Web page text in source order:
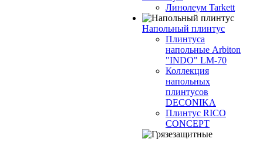
Линолеум Tarkett
Напольный плинтус
Плинтуса
напольные Arbiton
"INDO" LM-70
Коллекция
напольных
плинтусов
DECONIKA
Плинтус RICO
CONCEPT